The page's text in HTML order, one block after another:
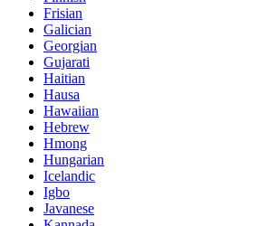
Frisian
Galician
Georgian
Gujarati
Haitian
Hausa
Hawaiian
Hebrew
Hmong
Hungarian
Icelandic
Igbo
Javanese